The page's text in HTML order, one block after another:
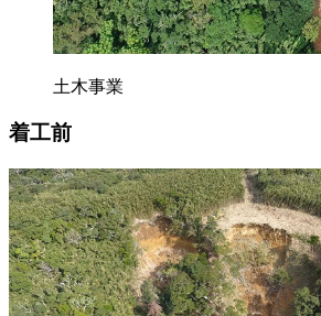
土木事業
着工前